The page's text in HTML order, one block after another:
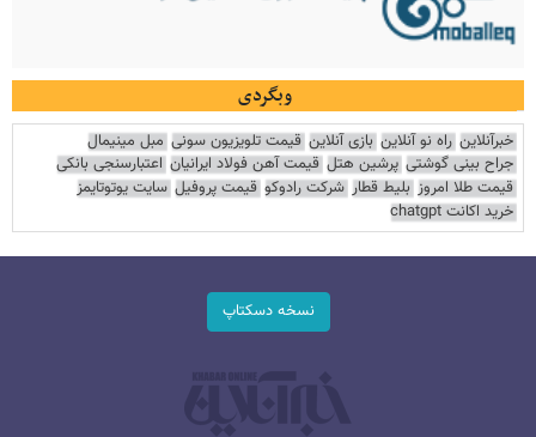
وبگردی
خبرآنلاین راه نو آنلاین بازی آنلاین قیمت تلویزیون سونی مبل مینیمال
جراح بینی گوشتی پرشین هتل قیمت آهن فولاد ایرانیان اعتبارسنجی بانکی
قیمت طلا امروز بلیط قطار شرکت رادوکو قیمت پروفیل سایت یوتوتایمز
خرید اکانت chatgpt
نسخه دسکتاپ